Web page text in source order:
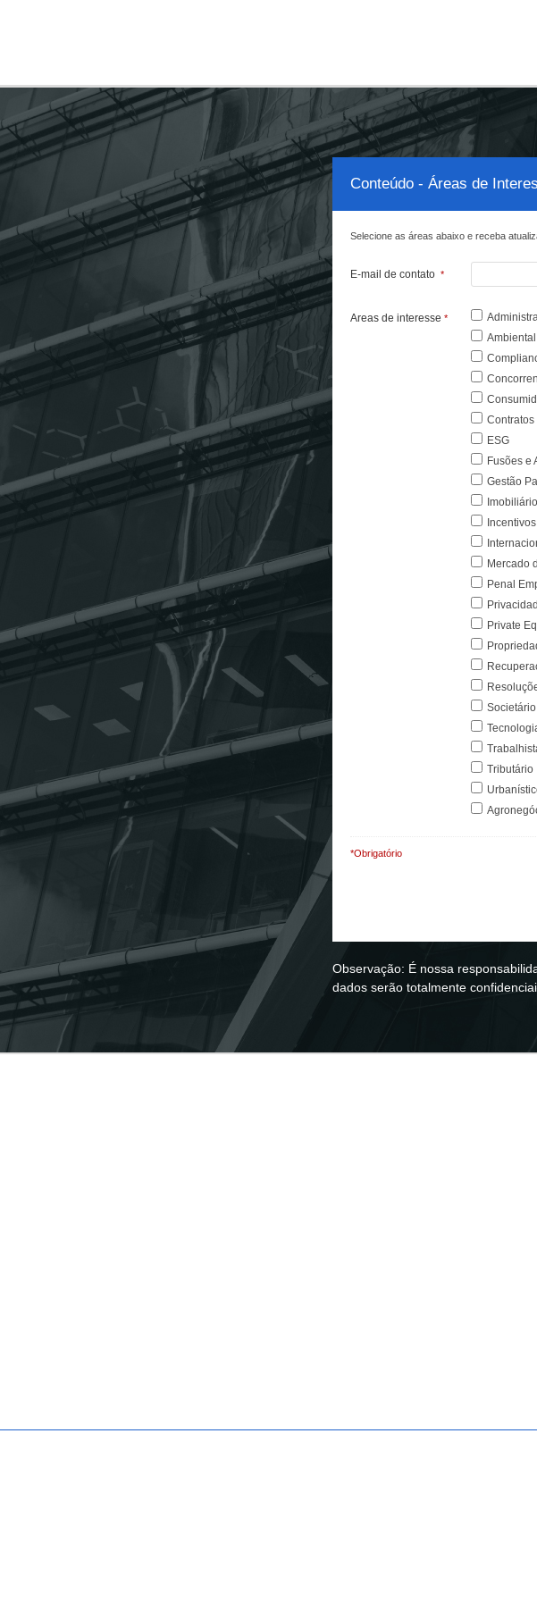
Conteúdo - Áreas de
Selecione as áreas abaixo e receba
E-mail de contato *
Áreas de interesse *
Ambiental
Contratos
ESG
Fusões e
Gestão
Imobiliário
Mercado
Penal
Private
Societário
Tributário
*Obrigatório
Observação: É nossa
dados serão totalmente